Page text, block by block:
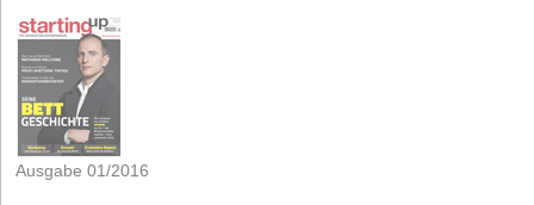
Ausgabe 01/2016